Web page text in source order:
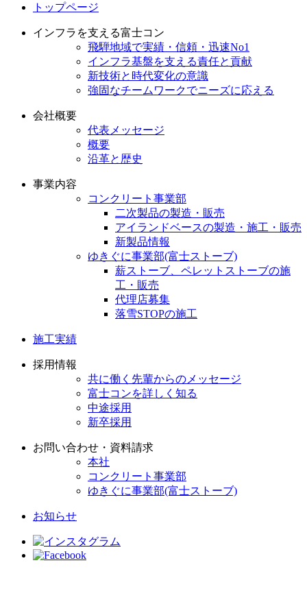
トップページ
インフラを支える富士コン
飛騨地域で実績・信頼・迅速No1
インフラ基盤を支える責任と貢献
新技術と時代変化の意識
強固なチームワークでニーズに応える
会社概要
代表メッセージ
概要
沿革と歴史
事業内容
コンクリート事業部
二次製品の製造・販売
アイランドベースの製造・施工・販売
新製品情報
ゆきぐに事業部(富士ストーブ)
薪ストーブ、ペレットストーブの施
工・販売
代理店募集
落雪STOPの施工
施工実績
採用情報
共に働く先輩からのメッセージ
富士コンを詳しく知る
中途採用
新卒採用
お問い合わせ・資料請求
本社
コンクリート事業部
ゆきぐに事業部(富士ストーブ)
お知らせ